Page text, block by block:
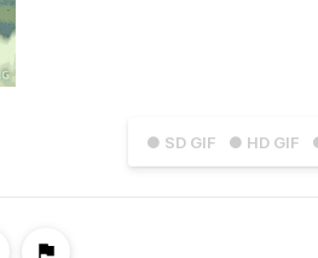
● SD GIF ● HD GIF